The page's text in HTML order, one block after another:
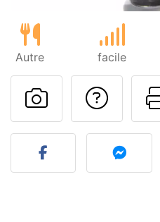
Autre facile
Publier